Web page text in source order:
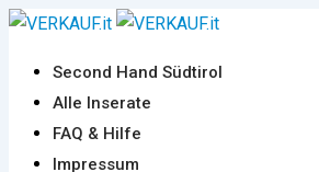
Zum
springen
Second Hand Südtirol
Alle Inserate
FAQ & Hilfe
Impressum